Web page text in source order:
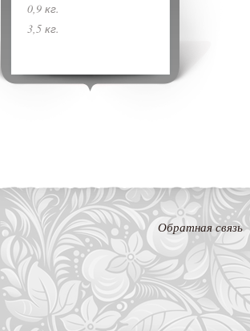
0,9 кг.
3,5 кг.
Обратная связь